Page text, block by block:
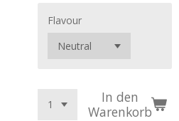
Flavour
In den
Warenkorb